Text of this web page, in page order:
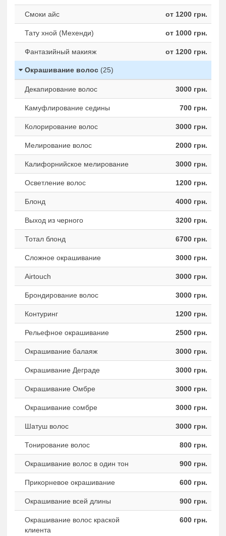
Смоки айс от 1200 грн.
Тату хной (Мехенди) от 1000 грн.
Фантазийный макияж от 1200 грн.
Окрашивание волос (25)
Декапирование волос 3000 грн.
Камуфлирование седины 700 грн.
Колорирование волос 3000 грн.
Мелирование волос 2000 грн.
Калифорнийское мелирование 3000 грн.
Осветление волос 1200 грн.
Блонд 4000 грн.
Выход из черного 3200 грн.
Тотал блонд 6700 грн.
Сложное окрашивание 3000 грн.
Airtouch 3000 грн.
Брондирование волос 3000 грн.
Контуринг 1200 грн.
Рельефное окрашивание 2500 грн.
Окрашивание балаяж 3000 грн.
Окрашивание Деграде 3000 грн.
Окрашивание Омбре 3000 грн.
Окрашивание сомбре 3000 грн.
Шатуш волос 3000 грн.
Тонирование волос 800 грн.
Окрашивание волос в один тон 900 грн.
Прикорневое окрашивание 600 грн.
Окрашивание всей длины 900 грн.
Окрашивание волос краской
клиента
600 грн.